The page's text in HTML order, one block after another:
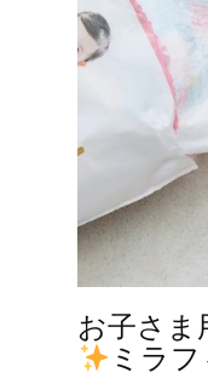
お子さま
ミラ